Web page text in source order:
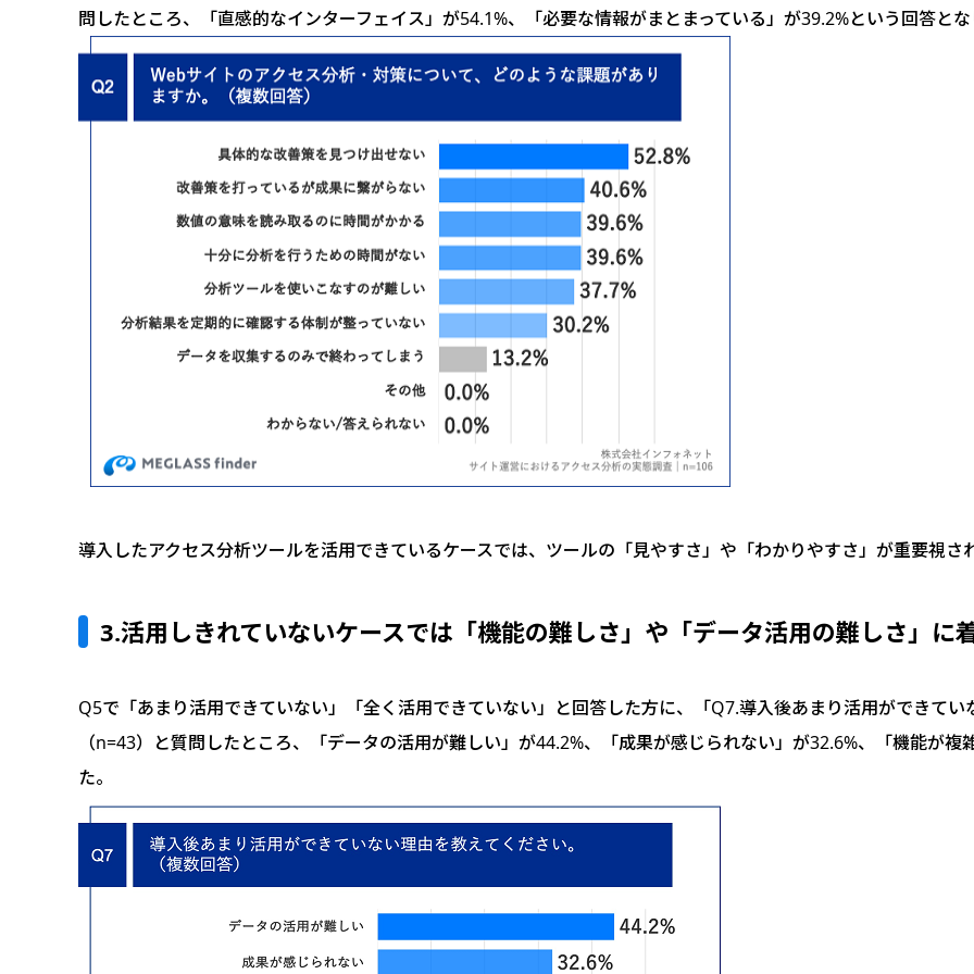
問したところ、「直感的なインターフェイス」が54.1%、「必要な情報がまとまっている」が39.2%という回答とな
導入したアクセス分析ツールを活用できているケースでは、ツールの「見やすさ」や「わかりやすさ」が重要視さ
3.活用しきれていないケースでは「機能の難しさ」や「データ活用の難しさ」に
Q5で「あまり活用できていない」「全く活用できていない」と回答した方に、「Q7.導入後あまり活用ができてい
（n=43）と質問したところ、「データの活用が難しい」が44.2%、「成果が感じられない」が32.6%、「機能が
た。